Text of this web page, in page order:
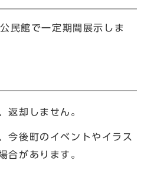
民館で一定期間展示しま
返却しません。
今後町のイベントやイラス
合があります。